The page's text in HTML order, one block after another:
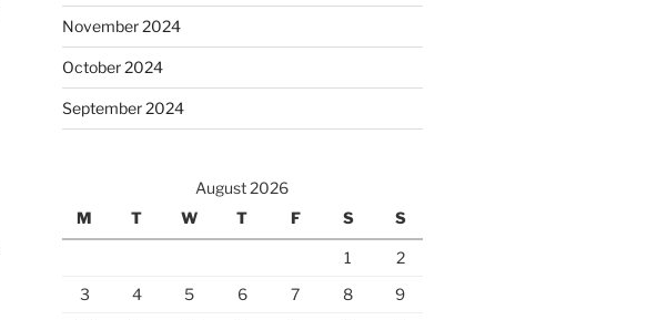
November 2024
October 2024
September 2024
August 2026
M
T W T F S S
1
2
3
4 5 6 7 8
9